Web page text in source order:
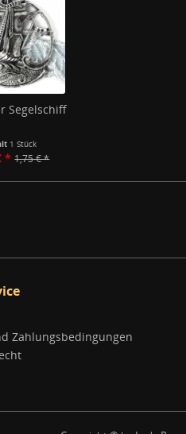
Segelschiff
1 Stück
* 1,75 € *
Zahlungsbedingungen